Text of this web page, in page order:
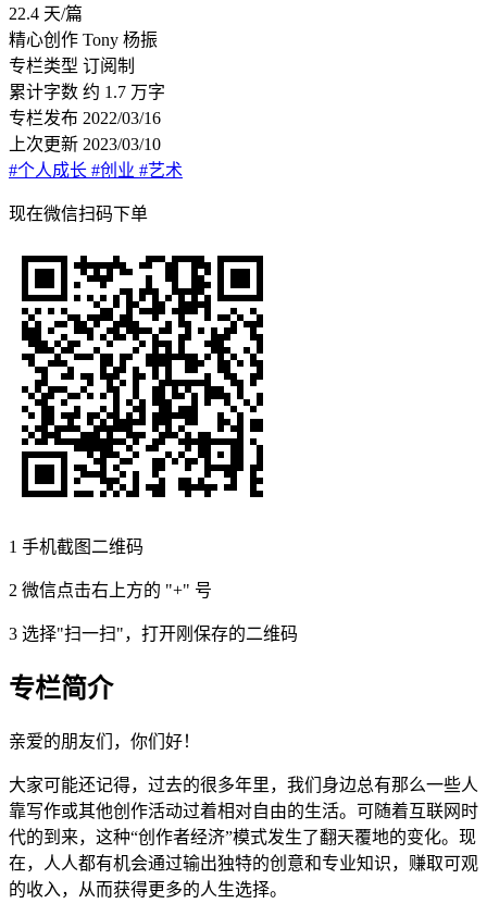
22.4 天/篇
精心创作 Tony 杨振
专栏类型 订阅制
累计字数 约 1.7 万字
专栏发布 2022/03/16
上次更新 2023/03/10
#个人成长 #创业 #艺术
现在微信扫码下单
1 手机截图二维码
2 微信点击右上方的 "+" 号
3 选择"扫一扫"，打开刚保存的二维码
专栏简介
亲爱的朋友们，你们好！
大家可能还记得，过去的很多年里，我们身边总有那么一些人
靠写作或其他创作活动过着相对自由的生活。可随着互联网时
代的到来，这种“创作者经济”模式发生了翻天覆地的变化。现
在，人人都有机会通过输出独特的创意和专业知识，赚取可观
的收入，从而获得更多的人生选择。